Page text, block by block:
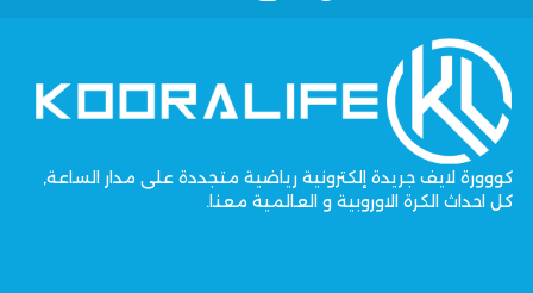
كووورة لايف جريدة إلكترونية رياضية متجددة على مدار الساعة,
كل احداث الكرة الاوروبية و العالمية معنا.